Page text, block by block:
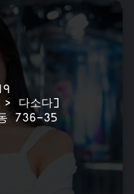
다소다]
736-35